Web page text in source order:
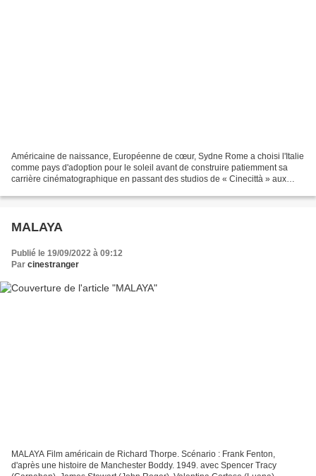
Américaine de naissance, Européenne de cœur, Sydne Rome a choisi l'Italie
comme pays d'adoption pour le soleil avant de construire patiemment sa
carrière cinématographique en passant des studios de « Cinecittà » aux
MALAYA
Publié le 19/09/2022 à 09:12
Par cinestranger
MALAYA Film américain de Richard Thorpe. Scénario : Frank Fenton,
d'après une histoire de Manchester Boddy. 1949. avec Spencer Tracy